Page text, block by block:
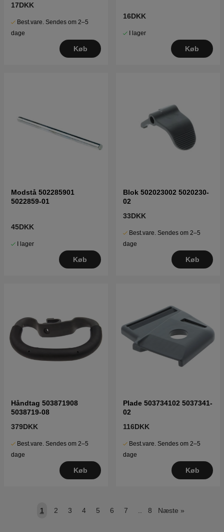
17DKK
Best.vare. Sendes om 2–5
dage
Køb
16DKK
I lager
Køb
Modstå 502285901
5022859-01
45DKK
I lager
Køb
Blok 502023002 5020230-
02
33DKK
Best.vare. Sendes om 2–5
dage
Køb
Håndtag 503871908
5038719-08
379DKK
Best.vare. Sendes om 2–5
dage
Køb
Plade 503734102 5037341-
02
116DKK
Best.vare. Sendes om 2–5
dage
Køb
1 2 3 4 5 6 7 8 Næste »